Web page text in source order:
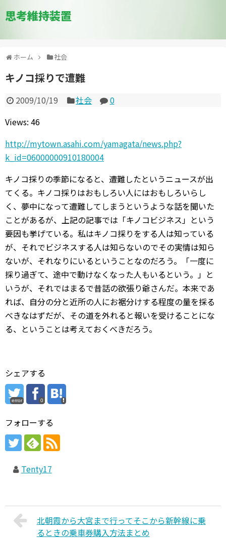
思考維持装置
ホーム 社会
キノコ採りで遭難
2009/10/19 社会
0
Views: 46
http://mytown.asahi.com/yamagata/news.php?
k_id=06000000910180004
キノコ採りの季節になると、遭難したというニュースが出
てくる。キノコ採りはおもしろい人にはおもしろいらし
く、夢中になって遭難してしまうというような話を聞いた
ことがあるが、上記の記事では「キノコビジネス」という
要因も挙げている。私はキノコ採りをする人は知っている
が、それでビジネスする人は知らないのでその実情は知ら
ないが、それなりにいるということなのだろう。「一度に
採り過ぎて、途中で動けなくなった人もいるという。」と
いうが、それではまるで昔話の欲張り爺さんだ。本来であ
れば、自分の分と近所の人にお裾分けする程度の量を採る
べきなはずだが、その道を外れると報いを受けることにな
る、ということは考えておくべきだろう。
シェアする
error 0
フォローする
Tenty17
北朝霞から大宮まで行ってそこから新幹線に乗
るときの乗車券購入方法まとめ